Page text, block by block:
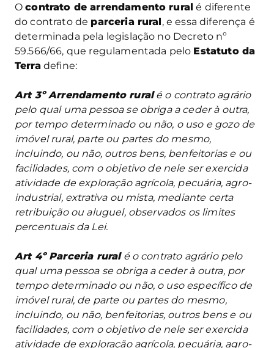
Ocontrato de arrendamento rural é diferente
do contrato de parceria rural, e essa diferença é
determinada pela legislação no Decreto nº
59.566/66, que regulamentada pelo Estatuto da
Terradefine:
Art 3º Arrendamento ruralé o contrato agrário
pelo qual uma pessoa se obriga a ceder à outra,
por tempo determinado ou não, o uso e gozo de
imóvel rural, parte ou partes do mesmo,
incluindo, ou não, outros bens, benfeitorias e ou
facilidades, com o objetivo de nele ser exercida
atividade de exploração agrícola, pecuária, agro-
industrial, extrativa ou mista, mediante certa
retribuição ou aluguel, observados os limites
percentuais da Lei.
Art 4º Parceria ruralé o contrato agrário pelo
qual uma pessoa se obriga a ceder à outra, por
tempo determinado ou não, o uso específico de
imóvel rural, de parte ou partes do mesmo,
incluindo, ou não, benfeitorias, outros bens e ou
facilidades, com o objetivo de nele ser exercida
atividade de exploração agrícola, pecuária, agro-